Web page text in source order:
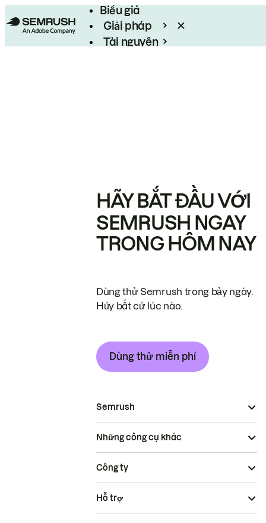
Biểu giá
Giải pháp
Tài nguyên
HÃY BẮT ĐẦU VỚI
SEMRUSH NGAY
TRONG HÔM NAY
Dùng thử Semrush trong bảy ngày.
Hủy bất cứ lúc nào.
Dùng thử miễn phí
Semrush
Những công cụ khác
Công ty
Hỗ trợ